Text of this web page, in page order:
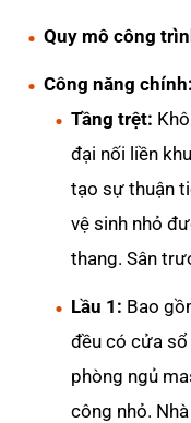
Quy mô công
Công năng chính:
Tầng trệt:
đại nối liền
tạo sự thuận
vệ sinh nhỏ
thang. Sân
Lầu 1: Bao
đều có cửa
phòng ngủ
công nhỏ.